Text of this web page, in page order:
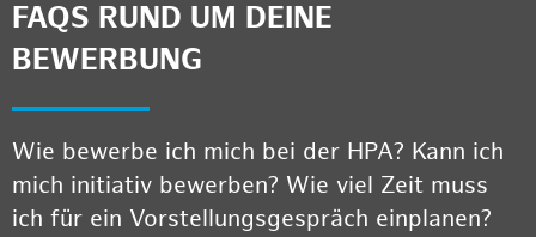
FAQS RUND UM DEINE
BEWERBUNG
Wie bewerbe ich mich bei der HPA? Kann ich
mich initiativ bewerben? Wie viel Zeit muss
ich für ein Vorstellungsgespräch einplanen?